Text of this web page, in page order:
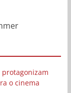
o cinema